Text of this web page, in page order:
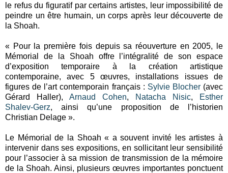
le refus du figuratif par certains artistes, leur impossibilité de
peindre un être humain, un corps après leur découverte de
la Shoah.
« Pour la première fois depuis sa réouverture en 2005, le
Mémorial de la Shoah offre l’intégralité de son espace
d’exposition temporaire à la création artistique
contemporaine, avec 5 œuvres, installations issues de
figures de l’art contemporain français : Sylvie Blocher(avec
Gérard Haller), Arnaud Cohen, Natacha Nisic,
Esther
Shalev-Gerz, ainsi qu’une proposition de l’historien
Christian Delage ».
Le Mémorial de la Shoah « a souvent invité les artistes à
intervenir dans ses expositions, en sollicitant leur sensibilité
pour l’associer à sa mission de transmission de la mémoire
de la Shoah. Ainsi, plusieurs œuvres importantes ponctuent